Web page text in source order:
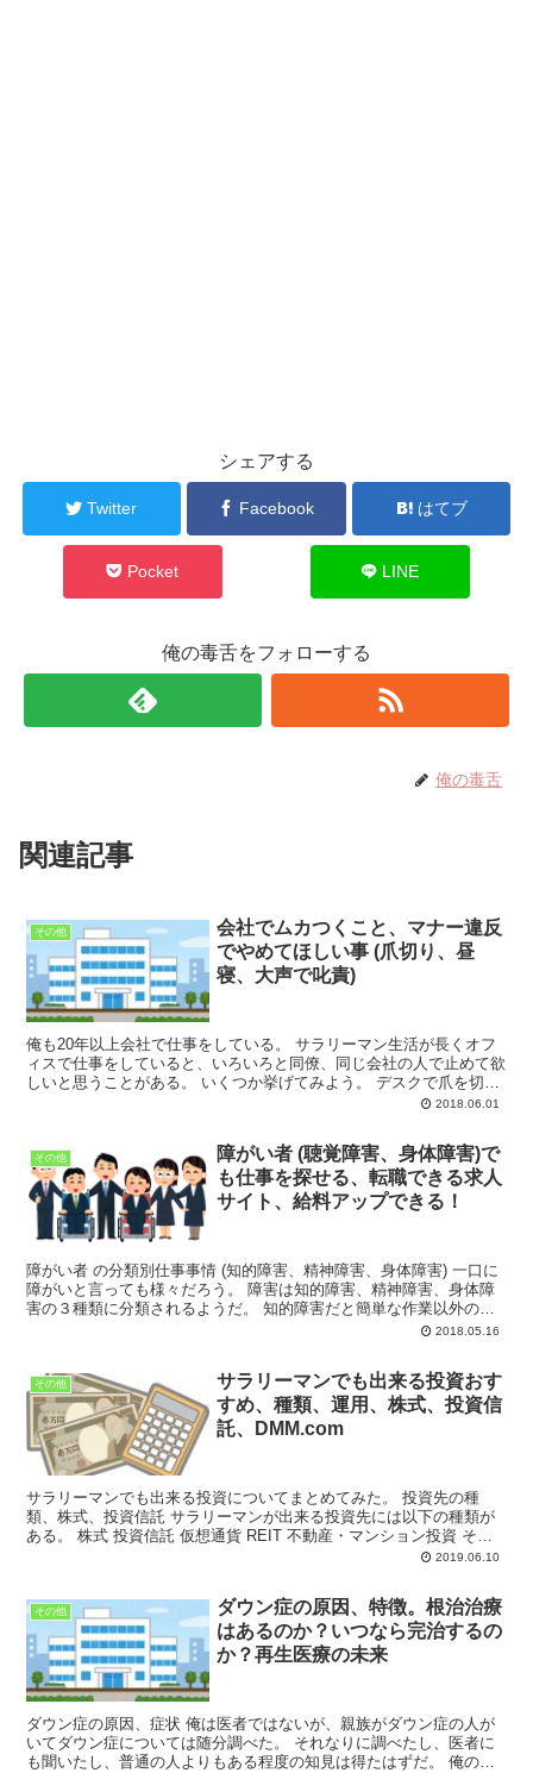
シェアする
Twitter Facebook はてブ
Pocket LINE
俺の毒舌をフォローする
俺の毒舌
関連記事
その他
会社でムカつくこと、マナー違反
でやめてほしい事 (爪切り、昼
寝、大声で叱責)
俺も20年以上会社で仕事をしている。 サラリーマン生活が長くオフ
ィスで仕事をしていると、いろいろと同僚、同じ会社の人で止めて欲
しいと思うことがある。 いくつか挙げてみよう。 デスクで爪を切る
2018.06.01
その他
障がい者 (聴覚障害、身体障害)で
も仕事を探せる、転職できる求人
サイト、給料アップできる！
障がい者 の分類別仕事事情 (知的障害、精神障害、身体障害) 一口に
障がいと言っても様々だろう。 障害は知的障害、精神障害、身体障
害の３種類に分類されるようだ。 知的障害だと簡単な作業以外の就
2018.05.16
その他
サラリーマンでも出来る投資おす
すめ、種類、運用、株式、投資信
託、DMM.com
サラリーマンでも出来る投資についてまとめてみた。 投資先の種
類、株式、投資信託 サラリーマンが出来る投資先には以下の種類が
ある。 株式 投資信託 仮想通貨 REIT 不動産・マンション投資 それ
2019.06.10
その他
ダウン症の原因、特徴。根治治療
はあるのか？いつなら完治するの
か？再生医療の未来
ダウン症の原因、症状 俺は医者ではないが、親族がダウン症の人が
いてダウン症については随分調べた。 それなりに調べたし、医者に
も聞いたし、普通の人よりもある程度の知見は得たはずだ。 俺の子